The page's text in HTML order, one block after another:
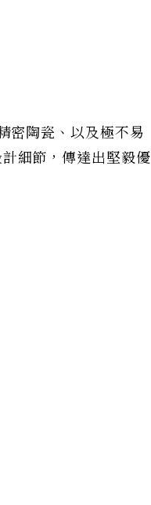
密陶瓷、以及極不易
細節，傳達出堅毅優